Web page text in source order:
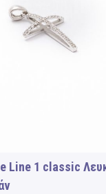
Line 1 classic